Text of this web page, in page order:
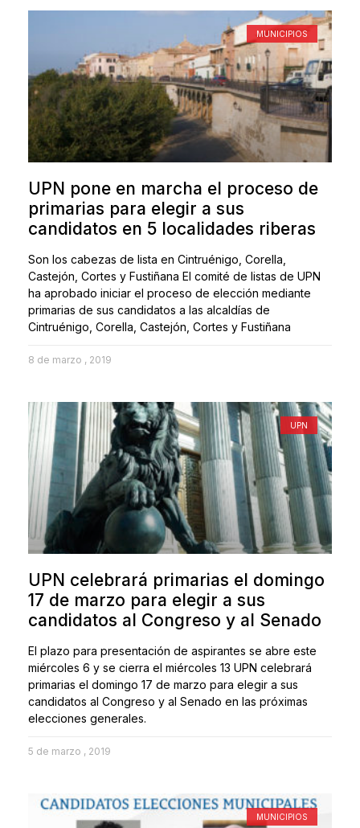
MUNICIPIOS
UPN pone en marcha el proceso de
primarias para elegir a sus
candidatos en 5 localidades riberas
Son los cabezas de lista en Cintruénigo, Corella,
Castejón, Cortes y Fustiñana El comité de listas de UPN
ha aprobado iniciar el proceso de elección mediante
primarias de sus candidatos a las alcaldías de
Cintruénigo, Corella, Castejón, Cortes y Fustiñana
8 de marzo , 2019
UPN
UPN celebrará primarias el domingo
17 de marzo para elegir a sus
candidatos al Congreso y al Senado
El plazo para presentación de aspirantes se abre este
miércoles 6 y se cierra el miércoles 13 UPN celebrará
primarias el domingo 17 de marzo para elegir a sus
candidatos al Congreso y al Senado en las próximas
elecciones generales.
5 de marzo , 2019
MUNICIPIOS